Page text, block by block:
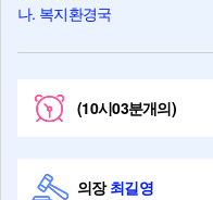
나. 복지환경국
(10시03분개의)
의장최길영